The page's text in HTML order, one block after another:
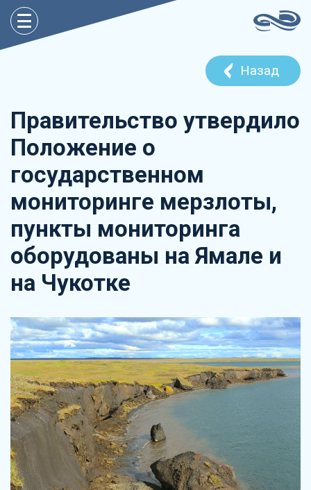
Назад
Правительство утвердило
Положение о
государственном
мониторинге мерзлоты,
пункты мониторинга
оборудованы на Ямале и
на Чукотке